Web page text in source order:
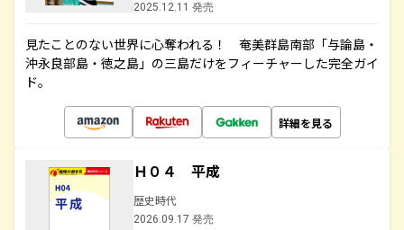
2025.12.11 発売
見たことのない世界に心奪われる！ 奄美群島南部「与論島・
沖永良部島・徳之島」の三島だけをフィーチャーした完全ガイ
ド。
詳細を見る
Ｈ０４ 平成
歴史時代
2026.09.17 発売